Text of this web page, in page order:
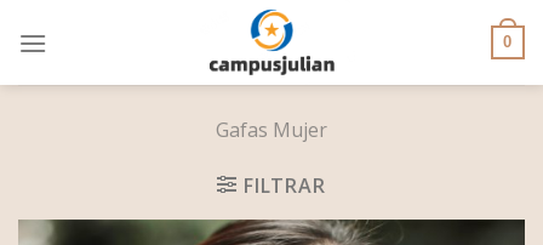
0
Gafas Mujer
FILTRAR